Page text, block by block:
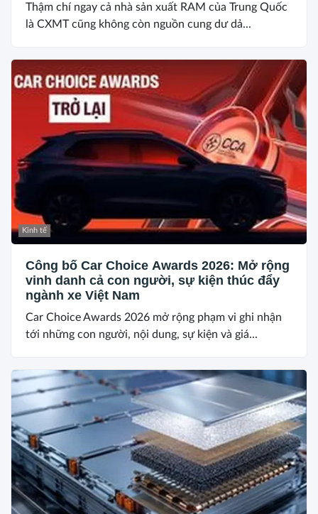
Thậm chí ngay cả nhà sản xuất RAM của Trung Quốc
là CXMT cũng không còn nguồn cung dư dả...
Kinh tế
Công bố Car Choice Awards 2026: Mở rộng
vinh danh cả con người, sự kiện thúc đẩy
ngành xe Việt Nam
Car Choice Awards 2026 mở rộng phạm vi ghi nhận
tới những con người, nội dung, sự kiện và giá...